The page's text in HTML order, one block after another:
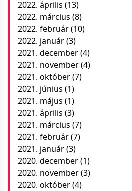
2022. április (13)
2022. március (8)
2022. február(10)
2022. január(3)
2021. december(4)
2021. november(4)
2021. október(7)
2021. június (1)
2021. május (1)
2021. április (3)
2021. március (7)
2021. február(7)
2021. január(3)
2020. december(1)
2020. november(3)
2020. október(4)